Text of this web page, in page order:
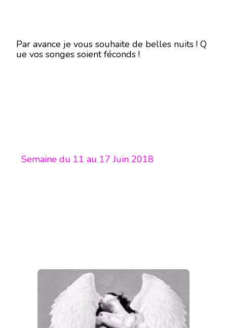
Par avance je vous souhaite de belles nuits ! Q
ue vos songes soient féconds !
Semaine du 11 au 17 Juin 2018